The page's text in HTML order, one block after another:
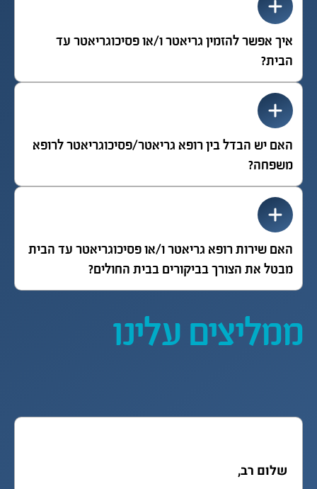
איך אפשר להזמין גריאטר ו/או פסיכוגריאטר עד
הבית?
האם יש הבדל בין רופא גריאטר/פסיכוגריאטר לרופא
משפחה?
האם שירות רופא גריאטר ו/או פסיכוגריאטר עד הבית
מבטל את הצורך בביקורים בבית החולים?
ממליצים עלינו
המלצתה של שירי